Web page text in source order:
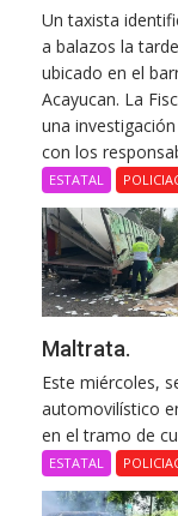
Un taxista
a balazos la
ubicado en el
Acayucan. La
una
con los
ESTATAL
Maltrata.
Este miércoles,
automovilístico
en el tramo de
ESTATAL